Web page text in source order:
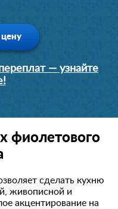
цену
— узнайте
фиолетового
сделать кухню
живописной и
акцентирование на